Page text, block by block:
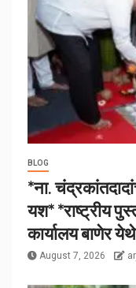
BLOG
*ना.
यश* *राष्ट्रीय
कार्यालय बाणेर
August 7, 2026